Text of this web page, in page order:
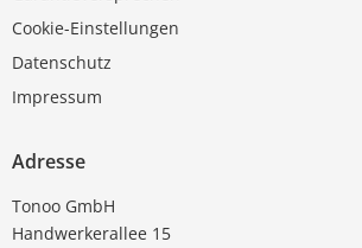
Cookie-Einstellungen
Datenschutz
Impressum
Adresse
Tonoo GmbH
Handwerkerallee 15